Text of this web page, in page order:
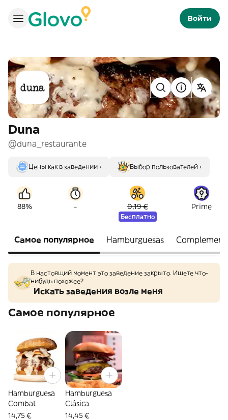
Войти
Duna
@duna_restaurante
Цены как в заведении › Выбор пользователей ›
88% - 0,19 €
Бесплатно
Prime
Самое популярное Hamburguesas
В настоящий момент это заведение закрыто. Ищете что-
нибудь похожее?
Искать заведения возле меня
Самое популярное
Hamburguesa
Combat
14,75 €
Hamburguesa
Clásica
14,45 €